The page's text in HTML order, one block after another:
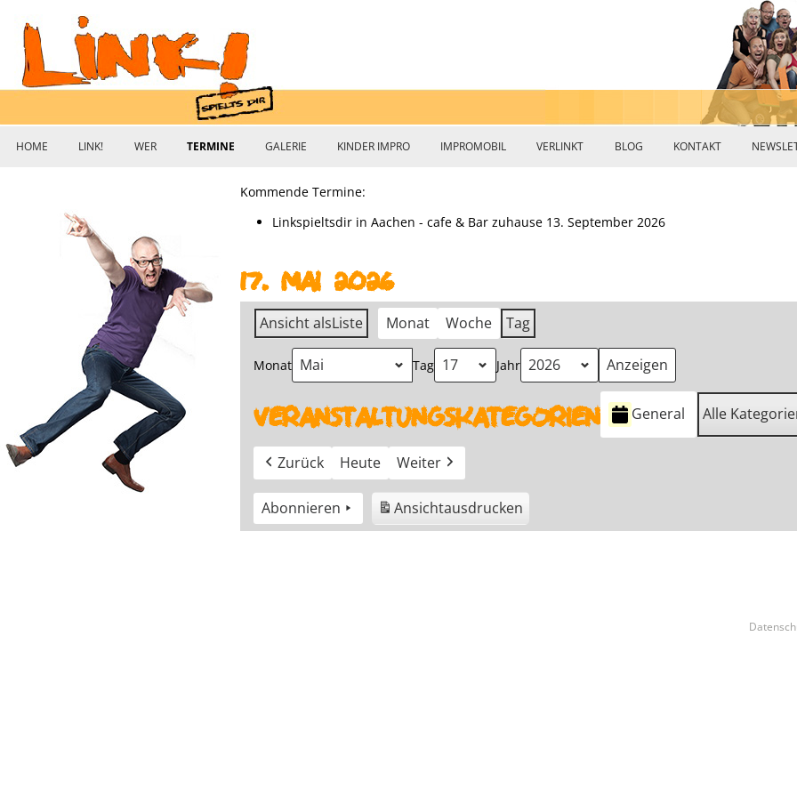
Link! Spielts dir – Improvisationstheater
Inhalt
HOME LINK! WER TERMINE GALERIE KINDER IMPRO IMPROMOBIL VERLINKT BLOG KONTAKT
Kommende Termine:
Linkspieltsdir in Aachen - cafe & Bar zuhause 13. September 2026
17. Mai 2026
Ansicht alsListe Monat Woche Tag
Monat Tag Jahr
Veranstaltungskategorien General Alle
Zurück Heute Weiter
Abonnieren Ansichtausdrucken